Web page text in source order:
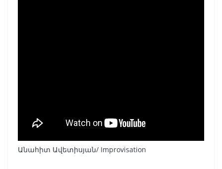
Անահիտ Ավետիսյան/ Improvisation